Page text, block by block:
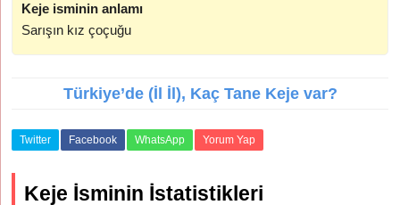
Keje isminin anlamı
Sarışın kız çoçuğu
Türkiye’de (İl İl), Kaç Tane Keje var?
Twitter Facebook WhatsApp Yorum Yap
Keje İsminin İstatistikleri